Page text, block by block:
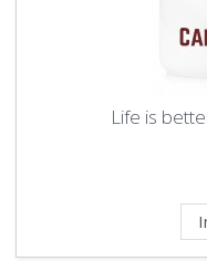
Life is